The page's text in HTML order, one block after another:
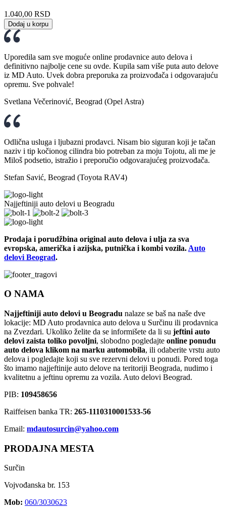
1.040,00 RSD
Dodaj u korpu
Uporedila sam sve moguće online prodavnice auto delova i
definitivno najbolje cene su ovde. Kupila sam više puta auto delove
iz MD Auto. Uvek dobra preporuka za proizvođača i odgovarajuću
opremu. Sve pohvale!
Svetlana Večerinović, Beograd (Opel Astra)
Odlična usluga i ljubazni prodavci. Nisam bio siguran koji je tačan
naziv i tip kočionog cilindra bio potreban za moju Tojotu, ali me je
Miloš podsetio, istražio i preporučio odgovarajućeg proizvođača.
Stefan Savić, Beograd (Toyota RAV4)
Najjeftiniji auto delovi u Beogradu
Prodaja i porudžbina original auto delova i ulja za sva
evropska, američka i azijska, putnička i kombi vozila. Auto
delovi Beograd.
O NAMA
Najjeftiniji auto delovi u Beogradu nalaze se baš na naše dve
lokacije: MD Auto prodavnica auto delova u Surčinu ili prodavnica
na Zvezdari. Ukoliko želite da se informišete da li su jeftini auto
delovi zaista toliko povoljni, slobodno pogledajte online ponudu
auto delova klikom na marku automobila, ili odaberite vrstu auto
delova i pogledajte koji su sve rezervni delovi u ponudi. Pored toga
što imamo najjeftinije auto delove na teritoriji Beograda, nudimo i
kvalitetnu a jeftinu opremu za vozila. Auto delovi Beograd.
PIB: 109458656
Raiffeisen banka TR: 265-1110310001533-56
Email: mdautosurcin@yahoo.com
PRODAJNA MESTA
Surčin
Vojvođanska br. 153
Mob: 060/3030623